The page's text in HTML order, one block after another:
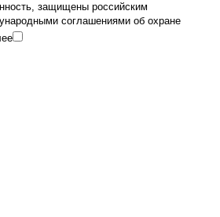
защищены российским
соглашениями об охране